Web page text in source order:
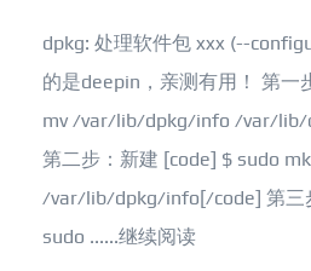
dpkg: 处理软件包 xxx (--
的是deepin，亲测有用！ 第一
mv /var/lib/dpkg/info /var/lib/
第二步：新建 [code] $ sudo
/var/lib/dpkg/info[/code] 第三
sudo ......继续阅读